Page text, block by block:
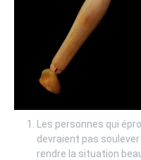
Les personnes qui
devraient pas
rendre la situation